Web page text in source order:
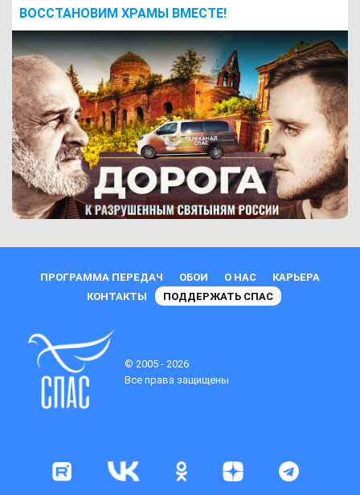
ВОCСТАНОВИМ ХРАМЫ ВМЕСТЕ!
ПРОГРАММА ПЕРЕДАЧ ОБОИ О НАС
КАРЬЕРА
КОНТАКТЫ
ПОДДЕРЖАТЬ СПАС
© 2005 - 2026
Все права защищены